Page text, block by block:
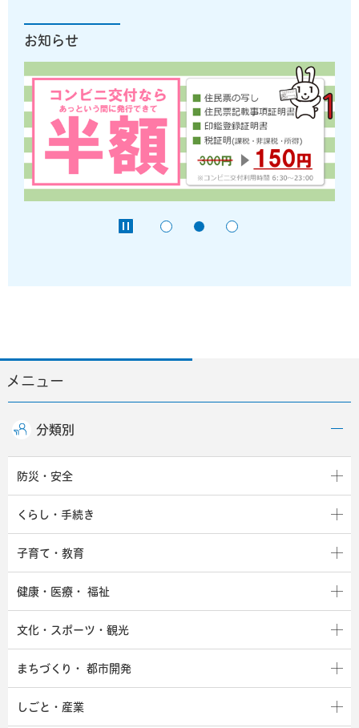
お知らせ
メニュー
分類別
防災・安全
くらし・手続き
子育て・教育
健康・医療・ 福祉
文化・スポーツ・観光
まちづくり・ 都市開発
しごと・産業